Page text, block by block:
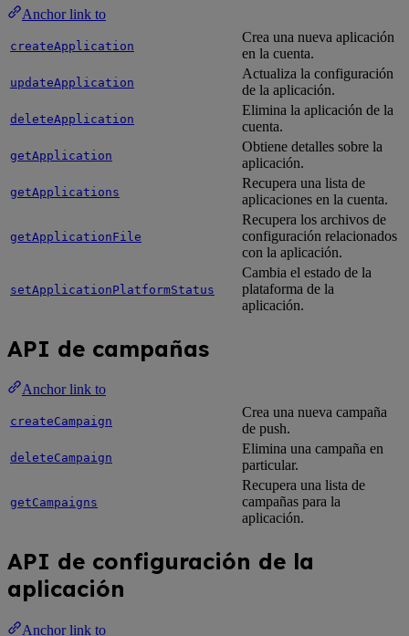
Anchor link to
createApplication
Crea una nueva aplicación
en la cuenta.
updateApplication
Actualiza la configuración
de la aplicación.
deleteApplication
Elimina la aplicación de la
cuenta.
getApplication
Obtiene detalles sobre la
aplicación.
getApplications
Recupera una lista de
aplicaciones en la cuenta.
getApplicationFile
Recupera los archivos de
configuración relacionados
con la aplicación.
setApplicationPlatformStatus
Cambia el estado de la
plataforma de la
aplicación.
API de campañas
Anchor link to
createCampaign
Crea una nueva campaña
de push.
deleteCampaign
Elimina una campaña en
particular.
getCampaigns
Recupera una lista de
campañas para la
aplicación.
API de configuración de la
aplicación
Anchor link to